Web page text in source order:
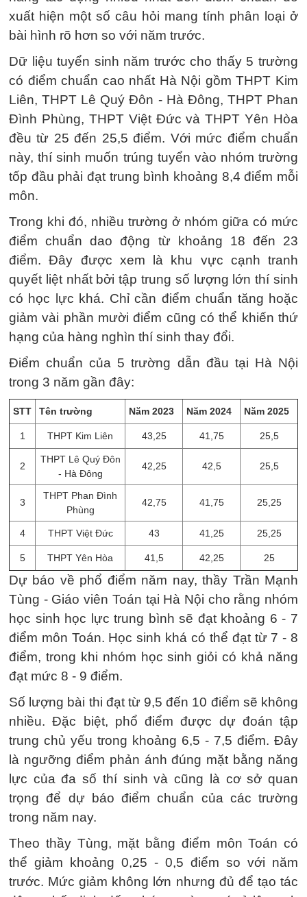
xuất hiện một số câu hỏi mang tính phân loại ở
bài hình rõ hơn so với năm trước.
Dữ liệu tuyển sinh năm trước cho thấy 5 trường
có điểm chuẩn cao nhất Hà Nội gồm THPT Kim
Liên, THPT Lê Quý Đôn - Hà Đông, THPT Phan
Đình Phùng, THPT Việt Đức và THPT Yên Hòa
đều từ 25 đến 25,5 điểm. Với mức điểm chuẩn
này, thí sinh muốn trúng tuyển vào nhóm trường
tốp đầu phải đạt trung bình khoảng 8,4 điểm mỗi
môn.
Trong khi đó, nhiều trường ở nhóm giữa có mức
điểm chuẩn dao động từ khoảng 18 đến 23
điểm. Đây được xem là khu vực cạnh tranh
quyết liệt nhất bởi tập trung số lượng lớn thí sinh
có học lực khá. Chỉ cần điểm chuẩn tăng hoặc
giảm vài phần mười điểm cũng có thể khiến thứ
hạng của hàng nghìn thí sinh thay đổi.
Điểm chuẩn của 5 trường dẫn đầu tại Hà Nội
trong 3 năm gần đây:
STT Tên trường Năm 2023 Năm 2024 Năm 2025
1 THPT Kim Liên 43,25 41,75 25,5
2
THPT Lê Quý Đôn
- Hà Đông
42,25 42,5 25,5
3
THPT Phan Đình
Phùng
42,75 41,75 25,25
4 THPT Việt Đức 43 41,25 25,25
5 THPT Yên Hòa 41,5 42,25 25
Dự báo về phổ điểm năm nay, thầy Trần Mạnh
Tùng - Giáo viên Toán tại Hà Nội cho rằng nhóm
học sinh học lực trung bình sẽ đạt khoảng 6 - 7
điểm môn Toán. Học sinh khá có thể đạt từ 7 - 8
điểm, trong khi nhóm học sinh giỏi có khả năng
đạt mức 8 - 9 điểm.
Số lượng bài thi đạt từ 9,5 đến 10 điểm sẽ không
nhiều. Đặc biệt, phổ điểm được dự đoán tập
trung chủ yếu trong khoảng 6,5 - 7,5 điểm. Đây
là ngưỡng điểm phản ánh đúng mặt bằng năng
lực của đa số thí sinh và cũng là cơ sở quan
trọng để dự báo điểm chuẩn của các trường
trong năm nay.
Theo thầy Tùng, mặt bằng điểm môn Toán có
thể giảm khoảng 0,25 - 0,5 điểm so với năm
trước. Mức giảm không lớn nhưng đủ để tạo tác